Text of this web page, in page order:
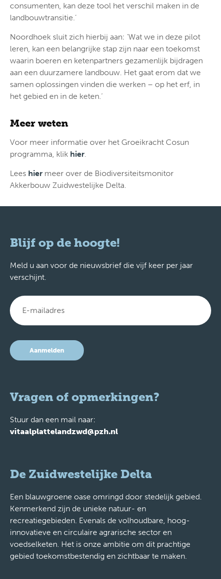
consumenten, kan deze tool het verschil maken in de
landbouwtransitie.’
Noordhoek sluit zich hierbij aan: ‘Wat we in deze pilot
leren, kan een belangrijke stap zijn naar een toekomst
waarin boeren en ketenpartners gezamenlijk bijdragen
aan een duurzamere landbouw. Het gaat erom dat we
samen oplossingen vinden die werken – op het erf, in
het gebied en in de keten.’
Meer weten
Voor meer informatie over het Groeikracht Cosun
programma, klik hier
Lees hier meer over de Biodiversiteitsmonitor
Akkerbouw Zuidwestelijke Delta.
Blijf op de hoogte!
Meld u aan voor de nieuwsbrief die vijf keer per jaar
verschijnt.
Aanmelden
Vragen of opmerkingen?
Stuur dan een mail naar:
vitaalplattelandzwd@pzh.nl
De Zuidwestelijke Delta
Een blauwgroene oase omringd door stedelijk gebied.
Kenmerkend zijn de unieke natuur- en
recreatiegebieden. Evenals de volhoudbare, hoog-
innovatieve en circulaire agrarische sector en
voedselketen. Het is onze ambitie om dit prachtige
gebied toekomstbestendig en zichtbaar te maken.